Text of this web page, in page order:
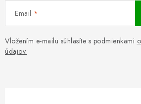
Email
Vložením e-mailu súhlasíte s podmienkami
údajov.